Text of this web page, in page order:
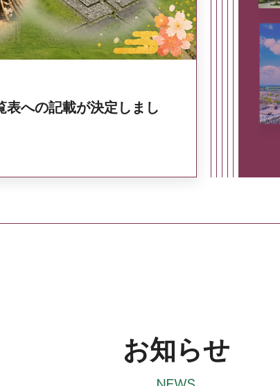
表への記載が決定しまし
お知らせ